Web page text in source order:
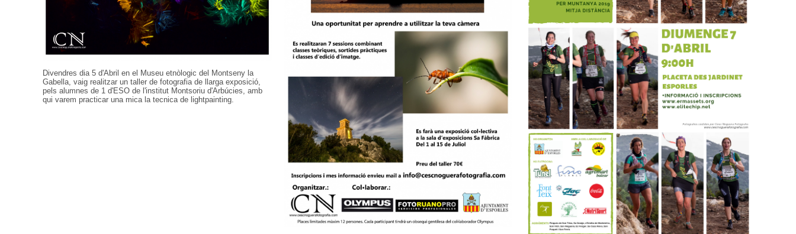
Divendres dia 5 d'Abril en el Museu etnòlogic del Montseny la
Gabella, vaig realitzar un taller de fotografia de llarga exposició,
pels alumnes de 1 d'ESO de l'institut Montsoriu d'Arbúcies, amb
qui varem practicar una mica la tecnica de lightpainting.